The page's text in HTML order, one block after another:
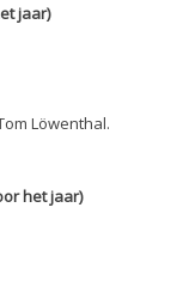
jaar)
Löwenthal.
het jaar)